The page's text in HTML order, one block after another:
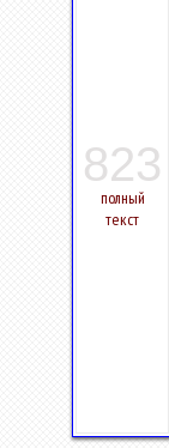
823
полный
текст